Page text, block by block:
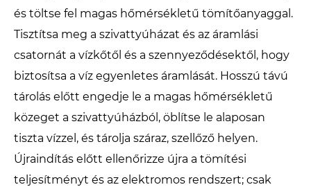
és töltse fel magas hőmérsékletű tömítőanyaggal.
Tisztítsa meg a szivattyúházat és az áramlási
csatornát a vízkőtől és a szennyeződésektől, hogy
biztosítsa a víz egyenletes áramlását. Hosszú távú
tárolás előtt engedje le a magas hőmérsékletű
közeget a szivattyúházból, öblítse le alaposan
tiszta vízzel, és tárolja száraz, szellőző helyen.
Újraindítás előtt ellenőrizze újra a tömítési
teljesítményt és az elektromos rendszert; csak